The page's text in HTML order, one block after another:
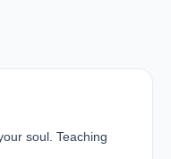
soul. Teaching